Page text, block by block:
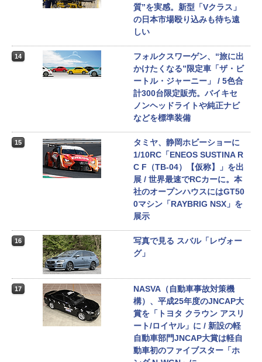
質”を実感。新型「Vクラス」
の日本市場殴り込みも待ち遠
しい
14
フォルクスワーゲン、“旅に出
かけたくなる”限定車「ザ・ビ
ートル・ジャーニー」 / 5色合
計300台限定販売。バイキセ
ノンヘッドライトや純正ナビ
などを標準装備
15
タミヤ、静岡ホビーショーに
1/10RC「ENEOS SUSTINA R
C F（TB-04）【仮称】」を出
展 / 世界最速でRCカーに。本
社のオープンハウスにはGT50
0マシン「RAYBRIG NSX」を
展示
16
写真で見る スバル「レヴォー
グ」
17
NASVA（自動車事故対策機
構）、平成25年度のJNCAP大
賞を「トヨタ クラウン アスリ
ート/ロイヤル」に / 新設の軽
自動車部門JNCAP大賞は軽自
動車初のファイブスター「ホ